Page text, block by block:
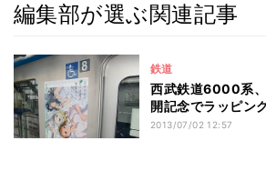
編集部が選ぶ関連記事
鉄道
西武鉄道6000系
開記念でラッピン
2013/07/02 12:57